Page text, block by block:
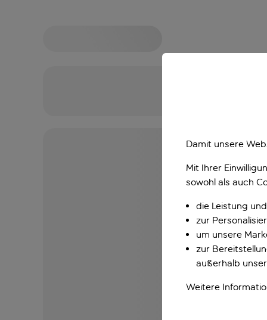
Damit unsere
Mit Ihrer
sowohl als auch
die Leistung
zur
um unsere
zur
außerhalb
Weitere